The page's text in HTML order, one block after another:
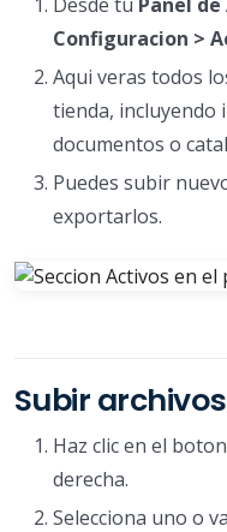
Configuracion >
Aqui veras todos
tienda, incluyendo
documentos o
Puedes subir
exportarlos.
Subir archivos
Haz clic en el boton
derecha.
Selecciona uno o